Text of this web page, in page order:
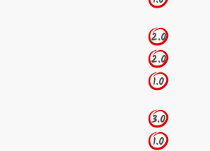
2.0
2.0
1.0
3.0
1.0